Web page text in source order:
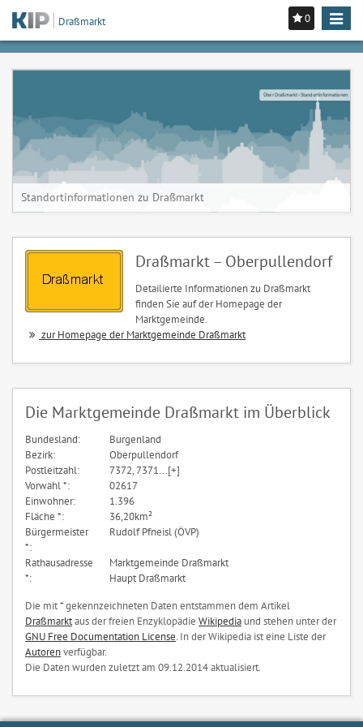
0
Toggle
Draßmarkt
Über Draßmarkt - Standortinformationen
Standortinformationen zu Draßmarkt
Draßmarkt – Oberpullendorf
Detailierte Informationen zu Draßmarkt
finden Sie auf der Homepage der
Marktgemeinde.
zur Homepage der Marktgemeinde Draßmarkt
Die Marktgemeinde Draßmarkt im Überblick
Bundesland:
Burgenland
Bezirk:
Oberpullendorf
Postleitzahl:
7372, 7371...[+]
Vorwahl *:
02617
Einwohner:
1.396
Fläche *:
36,20km²
Bürgermeister
*:
Rudolf Pfneisl (ÖVP)
Rathausadresse
*:
Marktgemeinde Draßmarkt
Haupt Draßmarkt
Die mit * gekennzeichneten Daten entstammen dem Artikel
Draßmarktaus der freien Enzyklopädie Wikipedia und stehen unter der
GNU Free Documentation License. In der Wikipedia ist eine Liste der
Autorenverfügbar.
Die Daten wurden zuletzt am 09.12.2014 aktualisiert.